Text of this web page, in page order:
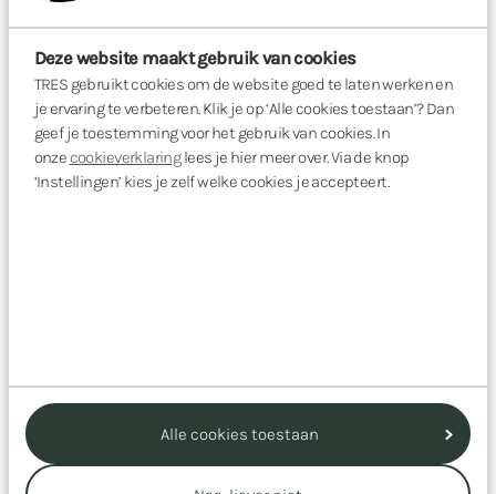
Deze website maakt gebruik van cookies
TRES gebruikt cookies om de website goed te laten werken en
je ervaring te verbeteren. Klik je op ‘Alle cookies toestaan’? Dan
geef je toestemming voor het gebruik van cookies. In
onzecookieverklaringlees je hier meer over. Via de knop
‘Instellingen’ kies je zelf welke cookies je accepteert.
Alle cookies toestaan
Meer whitepapers
Voor meer verdieping.